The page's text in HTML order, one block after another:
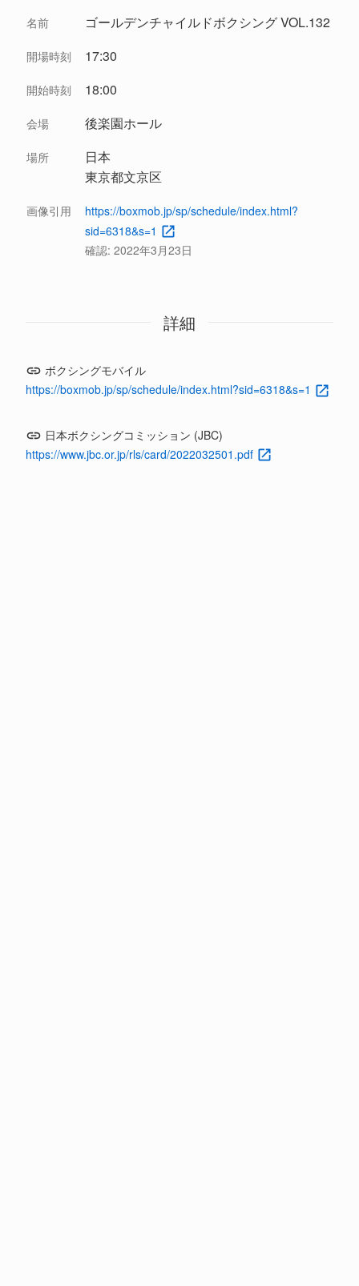
名前 ゴールデンチャイルドボクシング VOL.132
開場時刻 17:30
開始時刻 18:00
会場 後楽園ホール
場所
日本
東京都文京区
画像引用
https://boxmob.jp/sp/schedule/index.html?
sid=6318&s=1
確認: 2022年3月23日
詳細
ボクシングモバイル
https://boxmob.jp/sp/schedule/index.html?sid=6318&s=1
日本ボクシングコミッション (JBC)
https://www.jbc.or.jp/rls/card/2022032501.pdf